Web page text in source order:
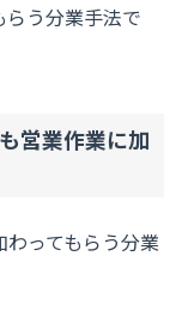
う分業手法で
営業作業に加
ってもらう分業